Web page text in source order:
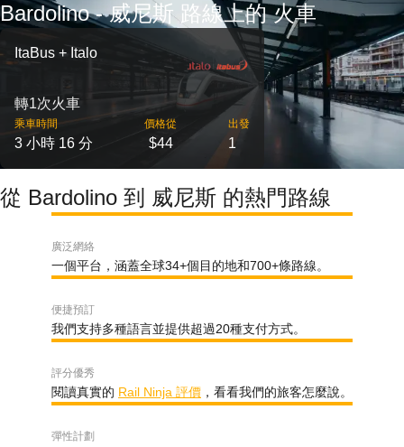
Bardolino - 威尼斯 路線上的 火車
ItaBus + Italo
轉1次火車
乘車時間
3 小時 16 分
價格從
$44
出發
1
從 Bardolino 到 威尼斯 的熱門路線
廣泛網絡
一個平台，涵蓋全球34+個目的地和700+條路線。
便捷預訂
我們支持多種語言並提供超過20種支付方式。
評分優秀
閱讀真實的 Rail Ninja 評價 ，看看我們的旅客怎麼說。
彈性計劃